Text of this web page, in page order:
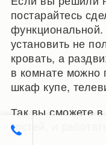
постарайтесь
установить не
кровать, а
в комнате можно
шкаф купе,
Так вы сможете
гостей, и